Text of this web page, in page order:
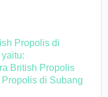
Propolis di
British Propolis
di Subang